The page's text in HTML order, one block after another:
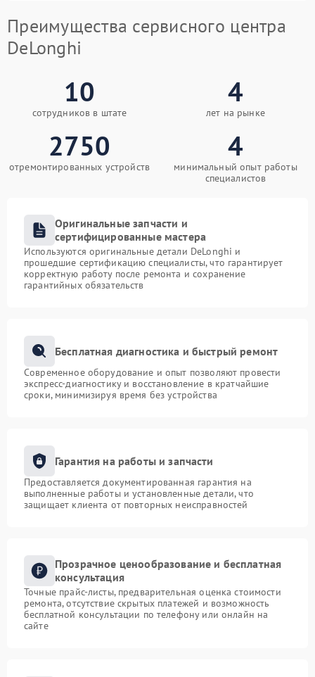
Преимущества сервисного центра
DeLonghi
10
сотрудников в штате
4
лет на рынке
2750
отремонтированных устройств
4
минимальный опыт работы
специалистов
Оригинальные запчасти и
сертифицированные мастера
Используются оригинальные детали DeLonghi и
прошедшие сертификацию специалисты, что гарантирует
корректную работу после ремонта и сохранение
гарантийных обязательств
Бесплатная диагностика и быстрый ремонт
Современное оборудование и опыт позволяют провести
экспресс-диагностику и восстановление в кратчайшие
сроки, минимизируя время без устройства
Гарантия на работы и запчасти
Предоставляется документированная гарантия на
выполненные работы и установленные детали, что
защищает клиента от повторных неисправностей
Прозрачное ценообразование и бесплатная
консультация
Точные прайс-листы, предварительная оценка стоимости
ремонта, отсутствие скрытых платежей и возможность
бесплатной консультации по телефону или онлайн на
сайте